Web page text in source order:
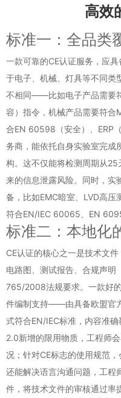
高效
标准一：全品类
一款可靠的CE认证服务，应
于电子、机械、灯具等不同类
不相同——比如电子产品需要
容）指令，机械产品需要符合
合EN 60598（安全）、ERP
务商，能依托自身实验室完成
构。这不仅能将检测周期从
来的信息泄露风险。同时，实
备，比如EMC暗室、LVD高压
符合EN/IEC 60065、EN
标准二：本地化
CE认证的核心之一是技术文
电路图、测试报告、合规声明
765/2008法规要求。一款好
件编制支持——由具备欧盟官
式符合EN/IEC标准，内容准
2.0新增的限用物质，工程师
况；针对CE标志的使用规范
还能解决语言沟通问题，工程
件，将技术文件的审核通过率